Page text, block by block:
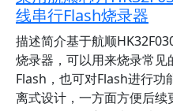
线串行Flash烧录器
描述简介基于航顺
烧录器，可以用来烧录常
Flash，也可对Flash进行功
离式设计，一方面方便后